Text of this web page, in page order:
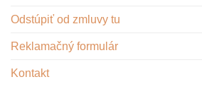
Odstúpiť od zmluvy tu
Reklamačný formulár
Kontakt